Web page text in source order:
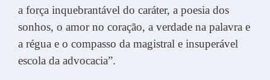
a força inquebrantável do caráter, a poesia dos
sonhos, o amor no coração, a verdade na palavra e
a régua e o compasso da magistral e insuperável
escola da advocacia”.